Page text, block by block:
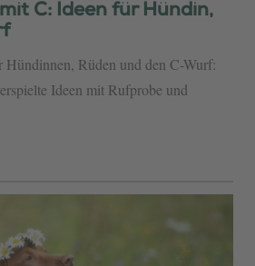
C: Ideen für Hündin,
Hündinnen, Rüden und den C-Wurf:
Ideen mit Rufprobe und